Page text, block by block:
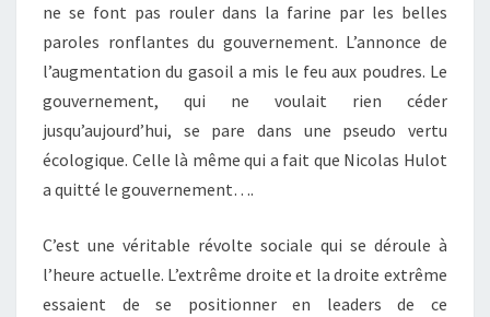
ne se font pas rouler dans la farine par les belles
paroles ronflantes du gouvernement. L’annonce de
l’augmentation du gasoil a mis le feu aux poudres. Le
gouvernement, qui ne voulait rien céder
jusqu’aujourd’hui, se pare dans une pseudo vertu
écologique. Celle là même qui a fait que Nicolas Hulot
a quitté le gouvernement….
C’est une véritable révolte sociale qui se déroule à
l’heure actuelle. L’extrême droite et la droite extrême
essaient de se positionner en leaders de ce